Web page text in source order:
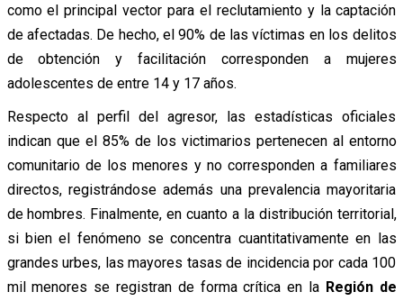
como el principal vector para el reclutamiento y la captación
de afectadas. De hecho, el 90% de las víctimas en los delitos
de obtención y facilitación corresponden a mujeres
adolescentes de entre 14 y 17 años.
Respecto al perfil del agresor, las estadísticas oficiales
indican que el 85% de los victimarios pertenecen al entorno
comunitario de los menores y no corresponden a familiares
directos, registrándose además una prevalencia mayoritaria
de hombres. Finalmente, en cuanto a la distribución territorial,
si bien el fenómeno se concentra cuantitativamente en las
grandes urbes, las mayores tasas de incidencia por cada 100
mil menores se registran de forma crítica en la Región de